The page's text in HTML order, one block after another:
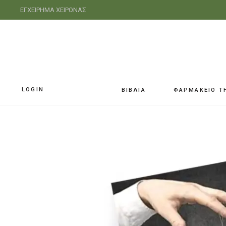
ΕΓΧΕΙΡΗΜΑ ΧΕΙΡΩΝΑΣ
LOGIN ΒΙΒΛΙΑ ΦΑΡΜΑΚΕΙΟ